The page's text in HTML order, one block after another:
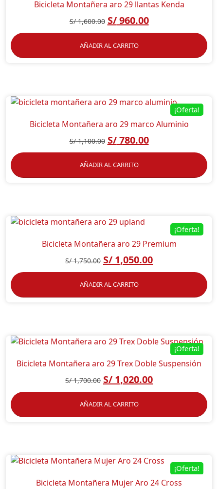
Bicicleta Montañera aro 29 llantas Kenda
S/1,600.00 S/960.00
AÑADIR AL CARRITO
¡Oferta!
Bicicleta Montañera aro 29 marco Aluminio
S/1,100.00 S/780.00
AÑADIR AL CARRITO
¡Oferta!
Bicicleta Montañera aro 29 Premium
S/1,750.00 S/ 1,050.00
AÑADIR AL CARRITO
¡Oferta!
Bicicleta Montañera aro 29 Trex Doble Suspensión
S/1,700.00 S/ 1,020.00
AÑADIR AL CARRITO
¡Oferta!
Bicicleta Montañera Mujer Aro 24 Cross